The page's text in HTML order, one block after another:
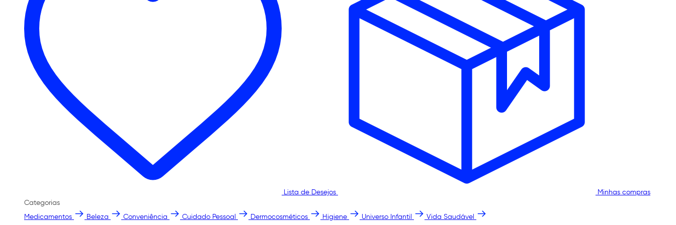
Lista de Desejos
Minhas compras
Categorias
Medicamentos
Beleza Conveniência Cuidado Pessoal Dermocosméticos Higiene Universo Infantil Vida Saudável